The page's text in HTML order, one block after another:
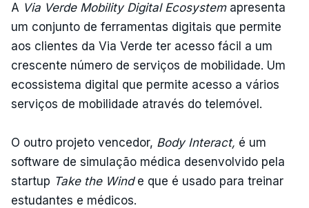
A Via Verde Mobility Digital Ecosystemapresenta
um conjunto de ferramentas digitais que permite
aos clientes da Via Verde ter acesso fácil a um
crescente número de serviços de mobilidade. Um
ecossistema digital que permite acesso a vários
serviços de mobilidade através do telemóvel.
O outro projeto vencedor, Body Interact, é um
software de simulação médica desenvolvido pela
startup Take the Winde que é usado para treinar
estudantes e médicos.